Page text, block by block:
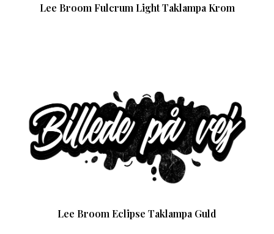
Lee Broom Fulcrum Light Taklampa Krom
Lee Broom Eclipse Taklampa Guld